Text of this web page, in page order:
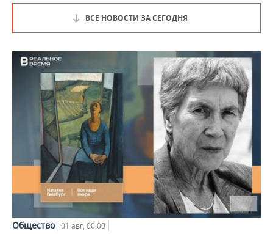
ВСЕ НОВОСТИ ЗА СЕГОДНЯ
Общество 01 авг, 00:00